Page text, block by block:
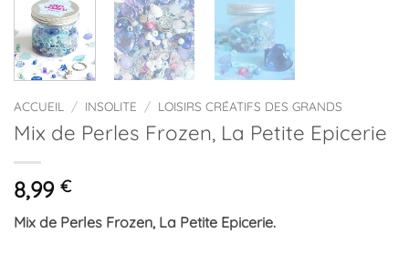
ACCUEIL / INSOLITE / LOISIRS CRÉATIFS DES GRANDS
Mix de Perles Frozen, La Petite Epicerie
8,99 €
Mix de Perles Frozen, La Petite Epicerie.